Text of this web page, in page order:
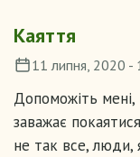
Каяття
11 липня, 2020 -
Допоможіть
заважає
не так все, люди,